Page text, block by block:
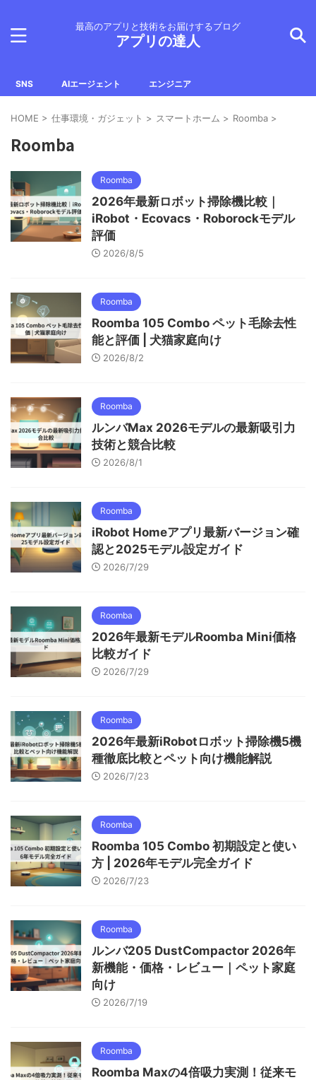
最高のアプリと技術をお届けするブログ
アプリの達人
SNS AIエージェント エンジニア
HOME > 仕事環境・ガジェット > スマートホーム > Roomba >
Roomba
Roomba
2026年最新ロボット掃除機比較｜
iRobot・Ecovacs・Roborockモデル
評価
2026/8/5
Roomba
Roomba 105 Combo ペット毛除去性
能と評価 | 犬猫家庭向け
2026/8/2
Roomba
ルンバMax 2026モデルの最新吸引力
技術と競合比較
2026/8/1
Roomba
iRobot Homeアプリ最新バージョン確
認と2025モデル設定ガイド
2026/7/29
Roomba
2026年最新モデルRoomba Mini価格
比較ガイド
2026/7/29
Roomba
2026年最新iRobotロボット掃除機5機
種徹底比較とペット向け機能解説
2026/7/23
Roomba
Roomba 105 Combo 初期設定と使い
方 | 2026年モデル完全ガイド
2026/7/23
Roomba
ルンバ205 DustCompactor 2026年
新機能・価格・レビュー｜ペット家庭
向け
2026/7/19
Roomba
Roomba Maxの4倍吸力実測！従来モ